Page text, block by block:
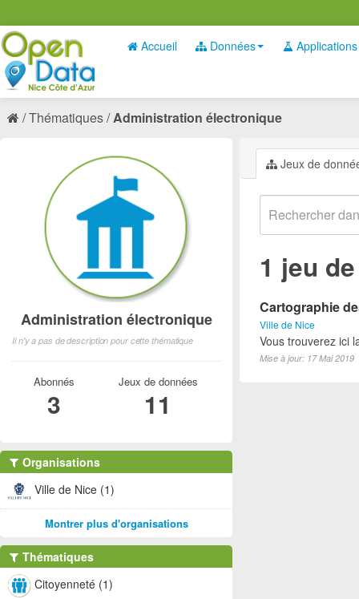
Accueil Données Applications
Thématiques Administration électronique
Jeux de
1 jeu
Cartographie
Ville de Nice
Vous trouverez ici
Mise à jour: 17 Mai 2019
Administration électronique
Il n'y a pas de description pour cette thématique
Abonnés
3
Jeux de données
11
Organisations
Ville de Nice (1)
Montrer plus d'organisations
Thématiques
Citoyenneté (1)